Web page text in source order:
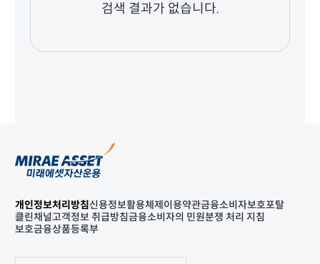
검색 결과가 없습니다.
개인정보처리방침신용정보활용체제 이용약관금융소비자보호포탈
클린채널고객정보 취급방침금융소비자의 민원분쟁 처리 지침
보호금융상품등록부